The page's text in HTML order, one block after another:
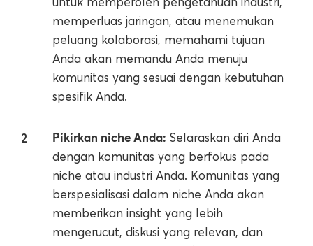
memperluas jaringan, atau menemukan
peluang kolaborasi, memahami tujuan
Anda akan memandu Anda menuju
komunitas yang sesuai dengan kebutuhan
spesifik Anda.
Pikirkan niche Anda: Selaraskan diri Anda
dengan komunitas yang berfokus pada
niche atau industri Anda. Komunitas yang
berspesialisasi dalam niche Anda akan
memberikan insight yang lebih
mengerucut, diskusi yang relevan, dan